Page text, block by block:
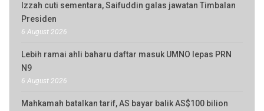
Izzah cuti sementara, Saifuddin galas jawatan Timbalan
Presiden
6 August 2026
Lebih ramai ahli baharu daftar masuk UMNO lepas PRN
N9
6 August 2026
Mahkamah batalkan tarif, AS bayar balik AS$100 bilion